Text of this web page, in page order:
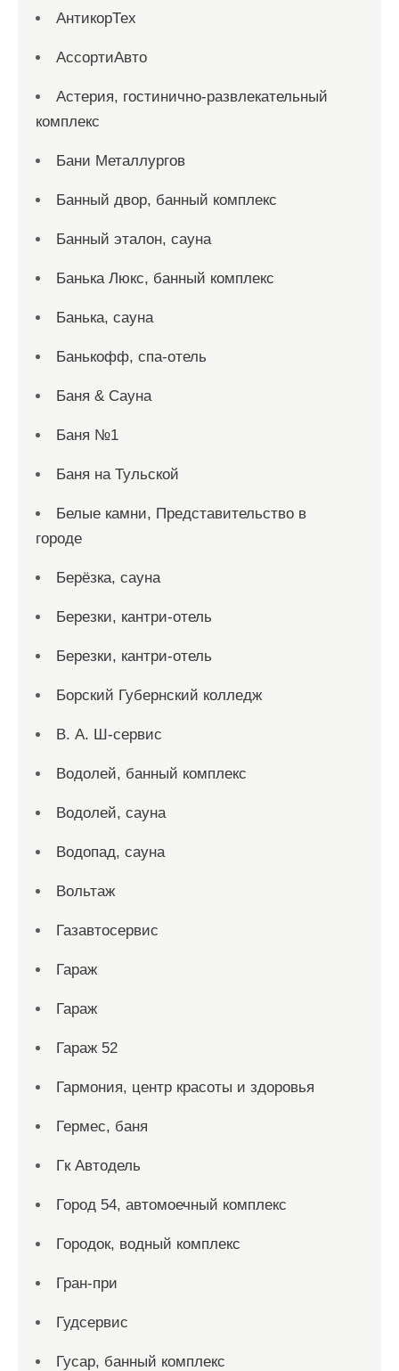
АнтикорТех
АссортиАвто
Астерия, гостинично-развлекательный
комплекс
Бани Металлургов
Банный двор, банный комплекс
Банный эталон, сауна
Банька Люкс, банный комплекс
Банька, сауна
Банькофф, спа-отель
Баня & Сауна
Баня №1
Баня на Тульской
Белые камни, Представительство в
городе
Берёзка, сауна
Березки, кантри-отель
Березки, кантри-отель
Борский Губернский колледж
В. А. Ш-сервис
Водолей, банный комплекс
Водолей, сауна
Водопад, сауна
Вольтаж
Газавтосервис
Гараж
Гараж
Гараж 52
Гармония, центр красоты и здоровья
Гермес, баня
Гк Автодель
Город 54, автомоечный комплекс
Городок, водный комплекс
Гран-при
Гудсервис
Гусар, банный комплекс